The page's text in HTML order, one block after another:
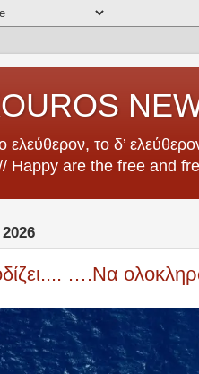
ελεύθερον, το δ’
// Happy are the free and
….Να